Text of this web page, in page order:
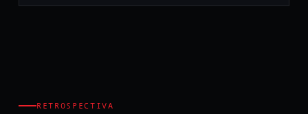
RETROSPECTIVA